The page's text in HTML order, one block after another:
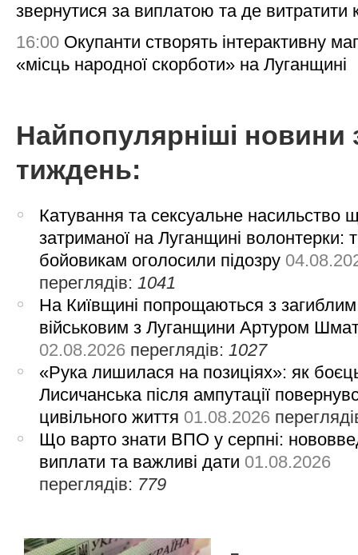
звернутися за виплатою та де витратити
16:00 Окупанти створять інтерактивну
«місць народної скорботи» на Луганщині
Найпопулярніші новини
тиждень:
Катування та сексуальне насильство
затриманої на Луганщині волонтерки:
бойовикам оголосили підозру
переглядів:1041
На Київщині попрощаються з загиблим
військовим з Луганщини Артуром
02.08.2026 переглядів:1027
«Рука лишилася на позиціях»: як
Лисичанська після ампутації
цивільного життя 01.08.2026
Що варто знати ВПО у серпні:
виплати та важливі дати 01.08.2026
переглядів: 779